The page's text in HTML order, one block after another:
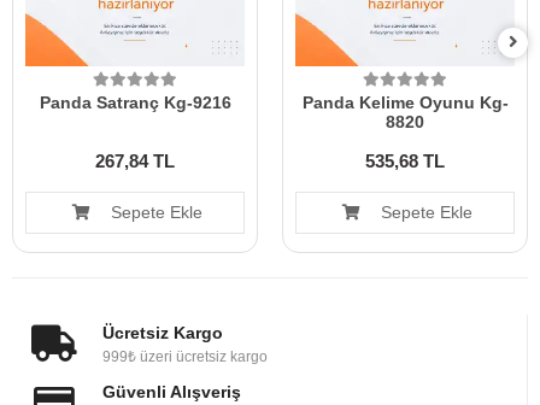
Panda Satranç Kg-9216
267,84 TL
Sepete Ekle
Panda Kelime Oyunu Kg-
8820
535,68 TL
Sepete Ekle
Ücretsiz Kargo
999₺ üzeri ücretsiz kargo
Güvenli Alışveriş